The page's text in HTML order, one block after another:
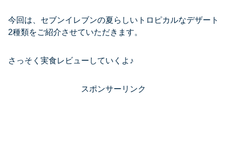
今回は、セブンイレブンの夏らしいトロピカルなデザート
2種類をご紹介させていただきます。
さっそく実食レビューしていくよ♪
スポンサーリンク